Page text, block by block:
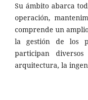
Su ámbito abarca
operación,
comprende un
la gestión de los
participan
arquitectura, la